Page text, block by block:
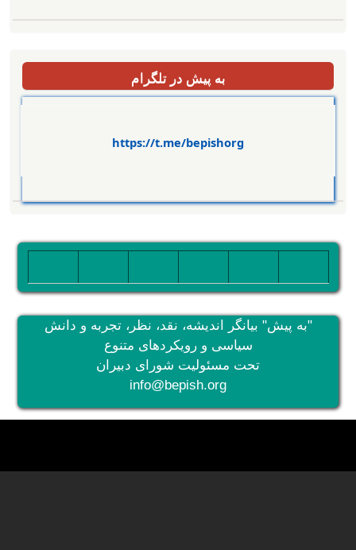
به پیش در تلگرام
https://t.me/bepishorg
"به پیش" بیانگر اندیشه، نقد، نظر، تجربه و دانش
سیاسی و رویکردهای متنوع
تحت مسئولیت شورای دبیران
info@bepish.org